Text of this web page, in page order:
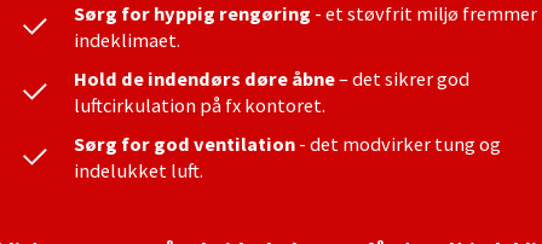
Sørg for hyppig rengøring - et støvfrit miljø fremmer
indeklimaet.
Hold de indendørs døre åbne– det sikrer god
luftcirkulation på fx kontoret.
Sørg for god ventilation - det modvirker tung og
indelukket luft.